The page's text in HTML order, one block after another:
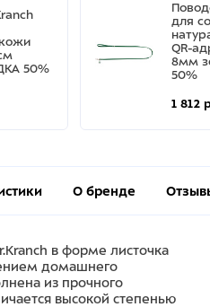
50%
для
QR-
8мм
50%
1 812
О бренде
в форме листочка
домашнего
из прочного
высокой степенью